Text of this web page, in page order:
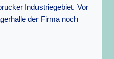
Industriegebiet. Vor
der Firma noch